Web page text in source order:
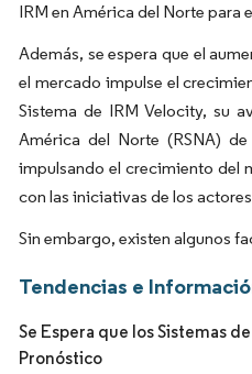
IRM en América del Norte
Además, se espera que el
el mercado impulse el
Sistema de IRM Velocity, su
América del Norte (RSNA)
impulsando el crecimiento del
con las iniciativas de los
Sin embargo, existen algunos
Tendencias e
Se Espera que los Sistemas
Pronóstico